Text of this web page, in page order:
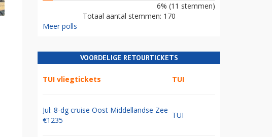
6% (11 stemmen)
Totaal aantal stemmen: 170
Meer polls
VOORDELIGE RETOURTICKETS
TUI vliegtickets TUI
Jul: 8-dg cruise Oost Middellandse Zee
€1235
TUI